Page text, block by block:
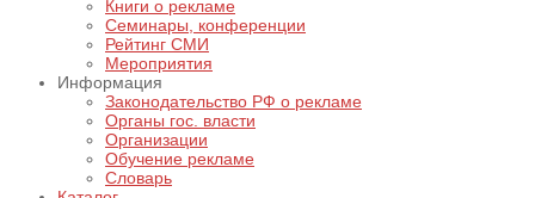
Книги о рекламе
Семинары, конференции
Рейтинг СМИ
Мероприятия
Информация
Законодательство РФ о рекламе
Органы гос. власти
Организации
Обучение рекламе
Словарь